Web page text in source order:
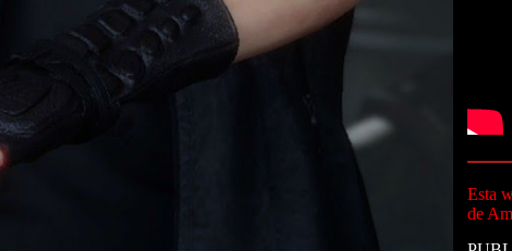
Esta
de